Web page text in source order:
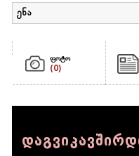
ენა
ფოტო
(0)